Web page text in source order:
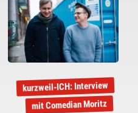
kurzweil-ICH: Interview
mit Comedian Moritz